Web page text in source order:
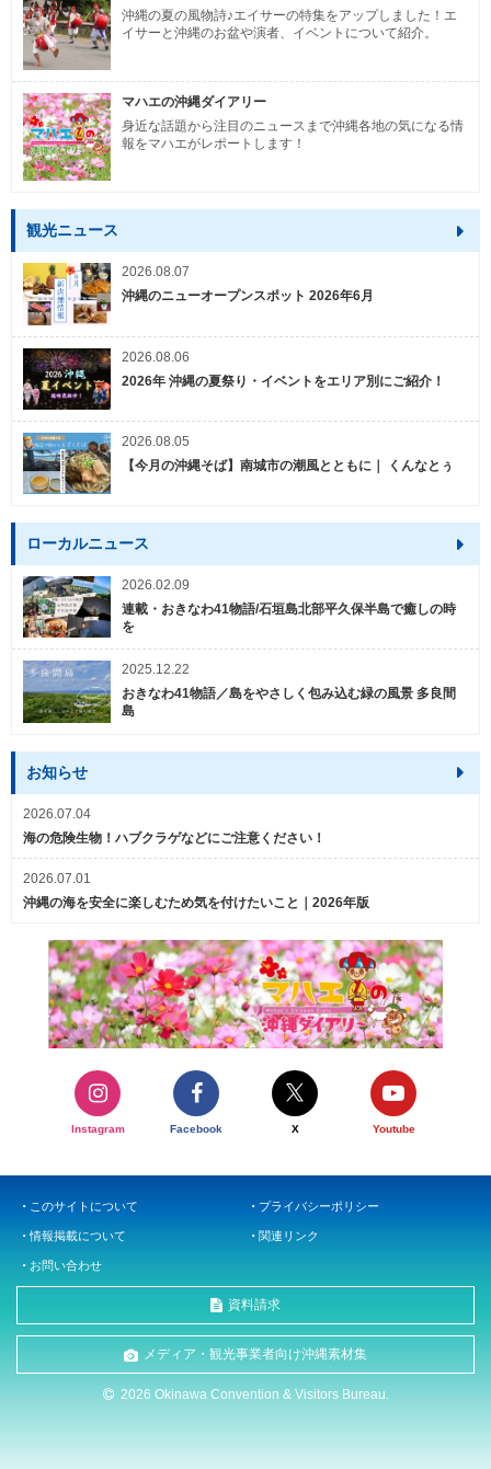
沖縄の夏の風物詩♪エイサーの特集をアップしました！エ
イサーと沖縄のお盆や演者、イベントについて紹介。
マハエの沖縄ダイアリー
身近な話題から注目のニュースまで沖縄各地の気になる情
報をマハエがレポートします！
観光ニュース
2026.08.07
沖縄のニューオープンスポット 2026年6月
2026.08.06
2026年 沖縄の夏祭り・イベントをエリア別にご紹介！
2026.08.05
【今月の沖縄そば】南城市の潮風とともに｜ くんなとぅ
ローカルニュース
2026.02.09
連載・おきなわ41物語/石垣島北部平久保半島で癒しの時
を
2025.12.22
おきなわ41物語／島をやさしく包み込む緑の風景 多良間
島
お知らせ
2026.07.04
海の危険生物！ハブクラゲなどにご注意ください！
2026.07.01
沖縄の海を安全に楽しむため気を付けたいこと｜2026年版
Instagram Facebook X Youtube
このサイトについて プライバシーポリシー
情報掲載について 関連リンク
お問い合わせ
資料請求
メディア・観光事業者向け沖縄素材集
2026 Okinawa Convention & Visitors Bureau.